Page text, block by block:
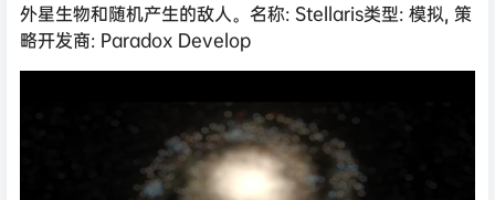
外星生物和随机产生的敌人。名称: Stellaris类型: 模拟, 策
略开发商: Paradox Develop